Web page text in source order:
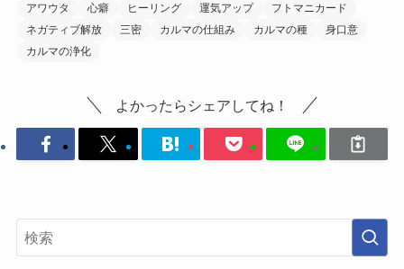
アワウタ
心癖 ヒーリング 運気アップ
フトマニカード
ネガティブ解放
三密 カルマの仕組み カルマの種
身口意
カルマの浄化
よかったらシェアしてね！